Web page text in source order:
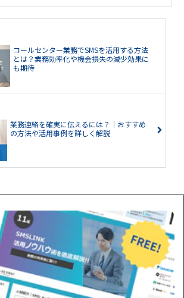
コールセンター業務でSMSを活用する方法
とは？業務効率化や機会損失の減少効果に
も期待
業務連絡を確実に伝えるには？｜おすすめ
の方法や活用事例を詳しく解説